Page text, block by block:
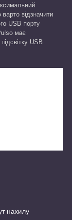
відзначити
USB порту
має
USB
нахилу